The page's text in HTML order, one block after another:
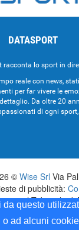
da questo
ad alcuni
DATASPORT
racconta lo sport in
reale con news,
per far vivere le
Da oltre 20
di ogni
© Wise Srl Via
di pubblicità:
il Tribunale